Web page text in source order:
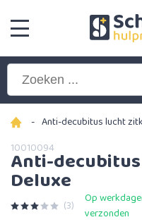
- Anti-decubitus lucht
10010094
Anti-
Deluxe
(3)
Op
verzonden